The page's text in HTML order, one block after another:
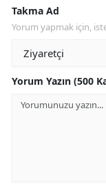
Takma Ad
Yorum yapmak için,
Yorum Yazın (500